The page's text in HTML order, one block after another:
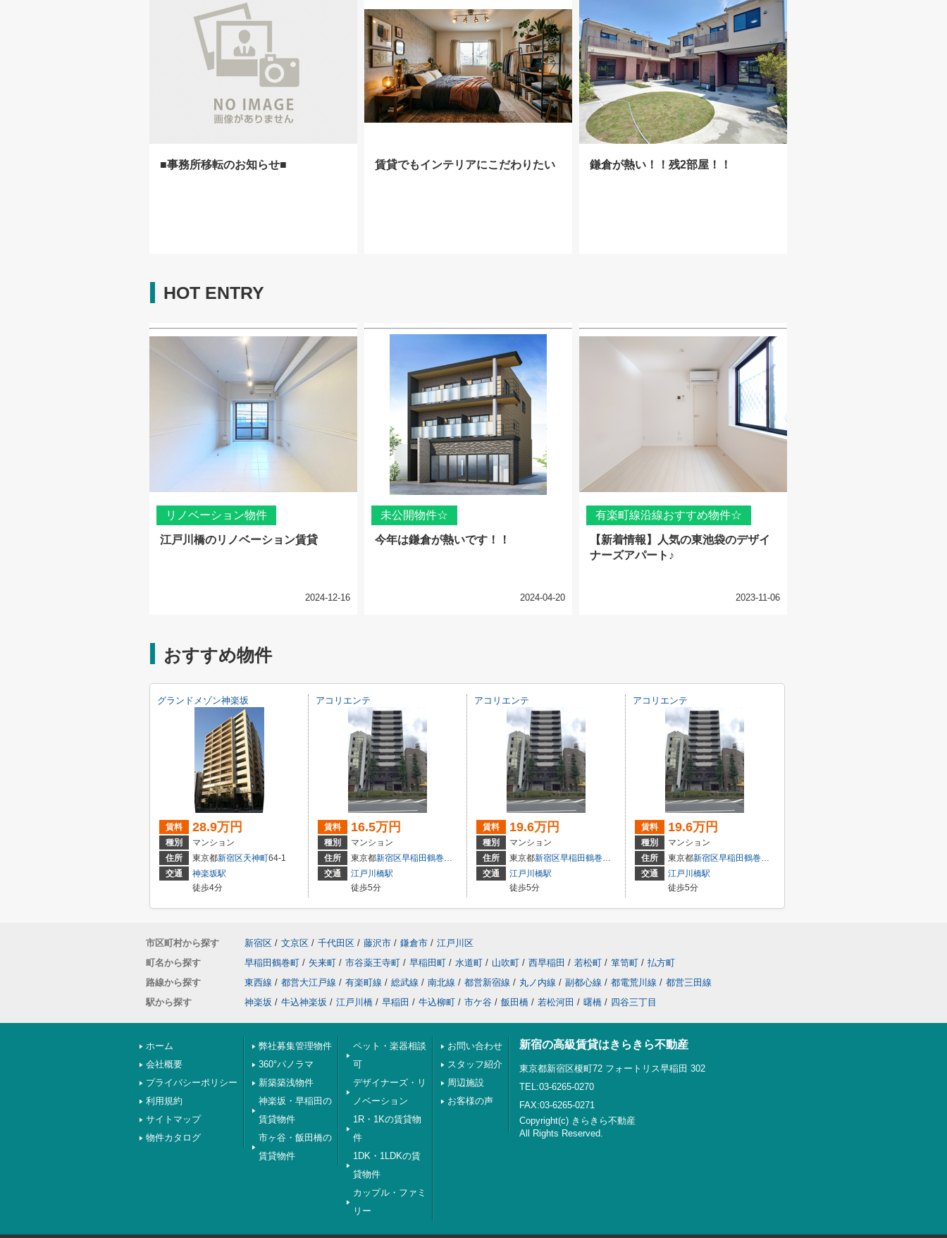
■事務所移転のお知らせ■ 賃貸でもインテリアにこだわりたい 鎌倉が熱い！！残2部屋！！
HOT ENTRY
リノベーション物件
江戸川橋のリノベーション賃貸
2024-12-16
未公開物件☆
今年は鎌倉が熱いです！！
2024-04-20
有楽町線沿線おすすめ物件☆
【新着情報】人気の東池袋のデザイ
ナーズアパート♪
2023-11-06
おすすめ物件
グランドメゾン神楽坂
賃料 28.9万円
種別
マンション
住所
東京都新宿区天神町64-1
交通
神楽坂駅
徒歩4分
アコリエンテ
賃料 16.5万円
種別
マンション
住所
東京都新宿区早稲田鶴巻町
574
交通
江戸川橋駅
徒歩5分
アコリエンテ
賃料 19.6万円
種別
マンション
住所
東京都新宿区早稲田鶴巻町
574
交通
江戸川橋駅
徒歩5分
アコリエンテ
賃料 19.6万円
種別
マンション
住所
東京都新宿区早稲田鶴巻町
交通
江戸川橋駅
徒歩5分
市区町村から探す 新宿区 / 文京区 / 千代田区 / 藤沢市 / 鎌倉市 / 江戸川区
町名から探す
早稲田鶴巻町 / 矢来町 / 市谷薬王寺町 / 早稲田町 / 水道町 / 山吹町 / 西早稲田 / 若松町 / 箪笥町 / 払方町
路線から探す
東西線 / 都営大江戸線 / 有楽町線 / 総武線 / 南北線 / 都営新宿線 / 丸ノ内線 / 副都心線 / 都電荒川線 / 都営三田線
駅から探す
神楽坂 / 牛込神楽坂 / 江戸川橋 / 早稲田 / 牛込柳町 / 市ケ谷 / 飯田橋 / 若松河田 / 曙橋 / 四谷三丁目
ホーム
会社概要
プライバシーポリシー
利用規約
サイトマップ
物件カタログ
弊社募集管理物件
360°パノラマ
新築築浅物件
神楽坂・早稲田の
賃貸物件
市ヶ谷・飯田橋の
賃貸物件
ペット・楽器相談
可
デザイナーズ・リ
ノベーション
1R・1Kの賃貸物
件
1DK・1LDKの賃
貸物件
カップル・ファミ
リー
お問い合わせ
スタッフ紹介
周辺施設
お客様の声
新宿の高級賃貸はきらきら不動産
東京都新宿区榎町72 フォートリス早稲田 302
TEL:03-6265-0270
FAX:03-6265-0271
Copyright(c) きらきら不動産
All Rights Reserved.